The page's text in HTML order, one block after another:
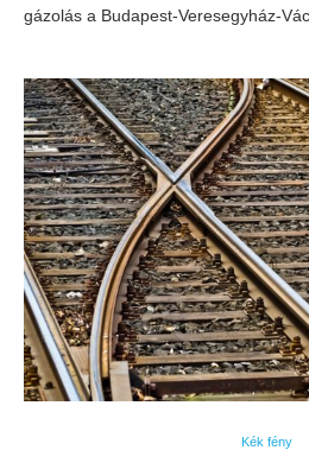
gázolás a Budapest-Veresegyház-
Kék fény